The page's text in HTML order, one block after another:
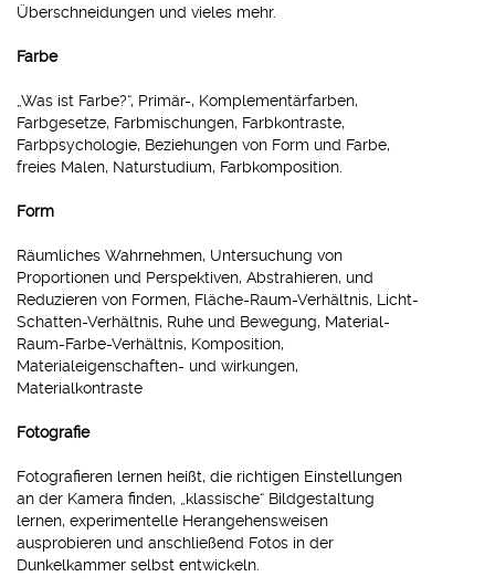
Überschneidungen und vieles mehr.
Farbe
„Was ist Farbe?“, Primär-, Komplementärfarben,
Farbgesetze, Farbmischungen, Farbkontraste,
Farbpsychologie, Beziehungen von Form und Farbe,
freies Malen, Naturstudium, Farbkomposition.
Form
Räumliches Wahrnehmen, Untersuchung von
Proportionen und Perspektiven, Abstrahieren, und
Reduzieren von Formen, Fläche-Raum-Verhältnis, Licht-
Schatten-Verhältnis, Ruhe und Bewegung, Material-
Raum-Farbe-Verhältnis, Komposition,
Materialeigenschaften- und wirkungen,
Materialkontraste
Fotografie
Fotografieren lernen heißt, die richtigen Einstellungen
an der Kamera finden, „klassische“ Bildgestaltung
lernen, experimentelle Herangehensweisen
ausprobieren und anschließend Fotos in der
Dunkelkammer selbst entwickeln.